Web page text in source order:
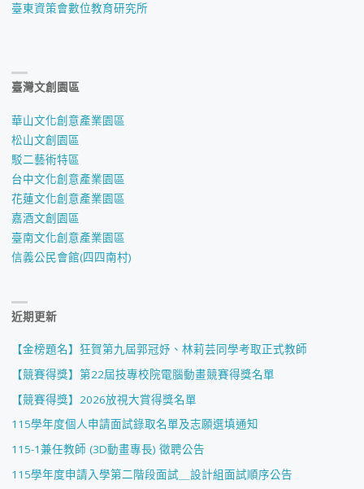
臺東資策會數位教育研究所
臺灣文創園區
華山文化創意產業園區
松山文創園區
駁二藝術特區
台中文化創意產業園區
花蓮文化創意產業園區
嘉酒文創園區
臺南文化創意產業園區
信義公民會館(四四南村)
近期更新
【金榜題名】狂賀第九屆郭冠妤、林莉芸同學考取正式教師
【競賽得獎】第22屆技專校院電腦動畫競賽得獎名單
【競賽得獎】2026放視大賞得獎名單
115學年度個人申請面試錄取名單及志願選填通知
115-1兼任教師 (3D動畫專長) 徵聘公告
115學年度申請入學第二階段面試＿設計組面試順序公告